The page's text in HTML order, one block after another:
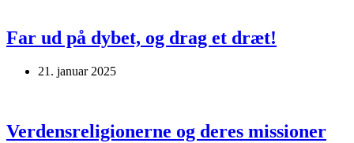
Far ud på dybet, og drag et dræt!
21. januar 2025
Verdensreligionerne og deres missioner